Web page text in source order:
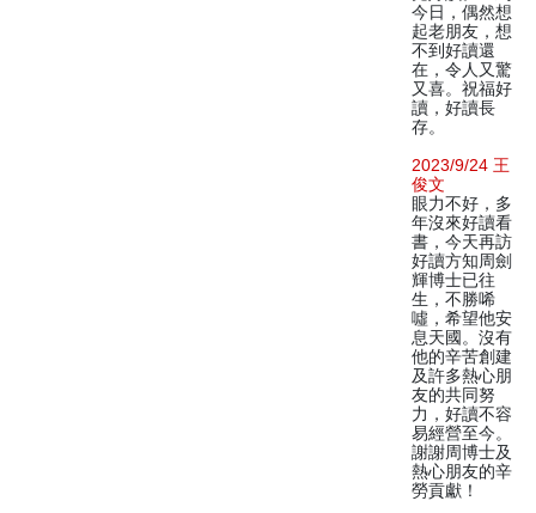
今日，偶然想
起老朋友，想
不到好讀還
在，令人又驚
又喜。祝福好
讀，好讀長
存。
2023/9/24 王
俊文
眼力不好，多
年沒來好讀看
書，今天再訪
好讀方知周劍
輝博士已往
生，不勝唏
噓，希望他安
息天國。沒有
他的辛苦創建
及許多熱心朋
友的共同努
力，好讀不容
易經營至今。
謝謝周博士及
熱心朋友的辛
勞貢獻！